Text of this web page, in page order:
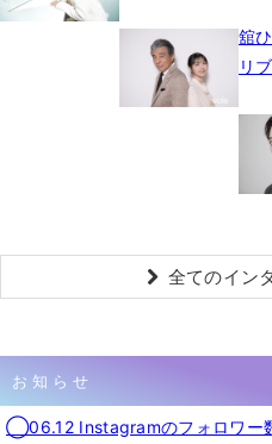
舘
リ
全てのイン
お知らせ
◯06.12 Instagramのフォロワー